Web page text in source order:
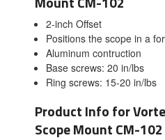
2-inch Offset
Positions the scope in a
Aluminum contruction
Base screws: 20 in/lbs
Ring screws: 15-20 in/lbs
Product Info for
Scope Mount CM-102